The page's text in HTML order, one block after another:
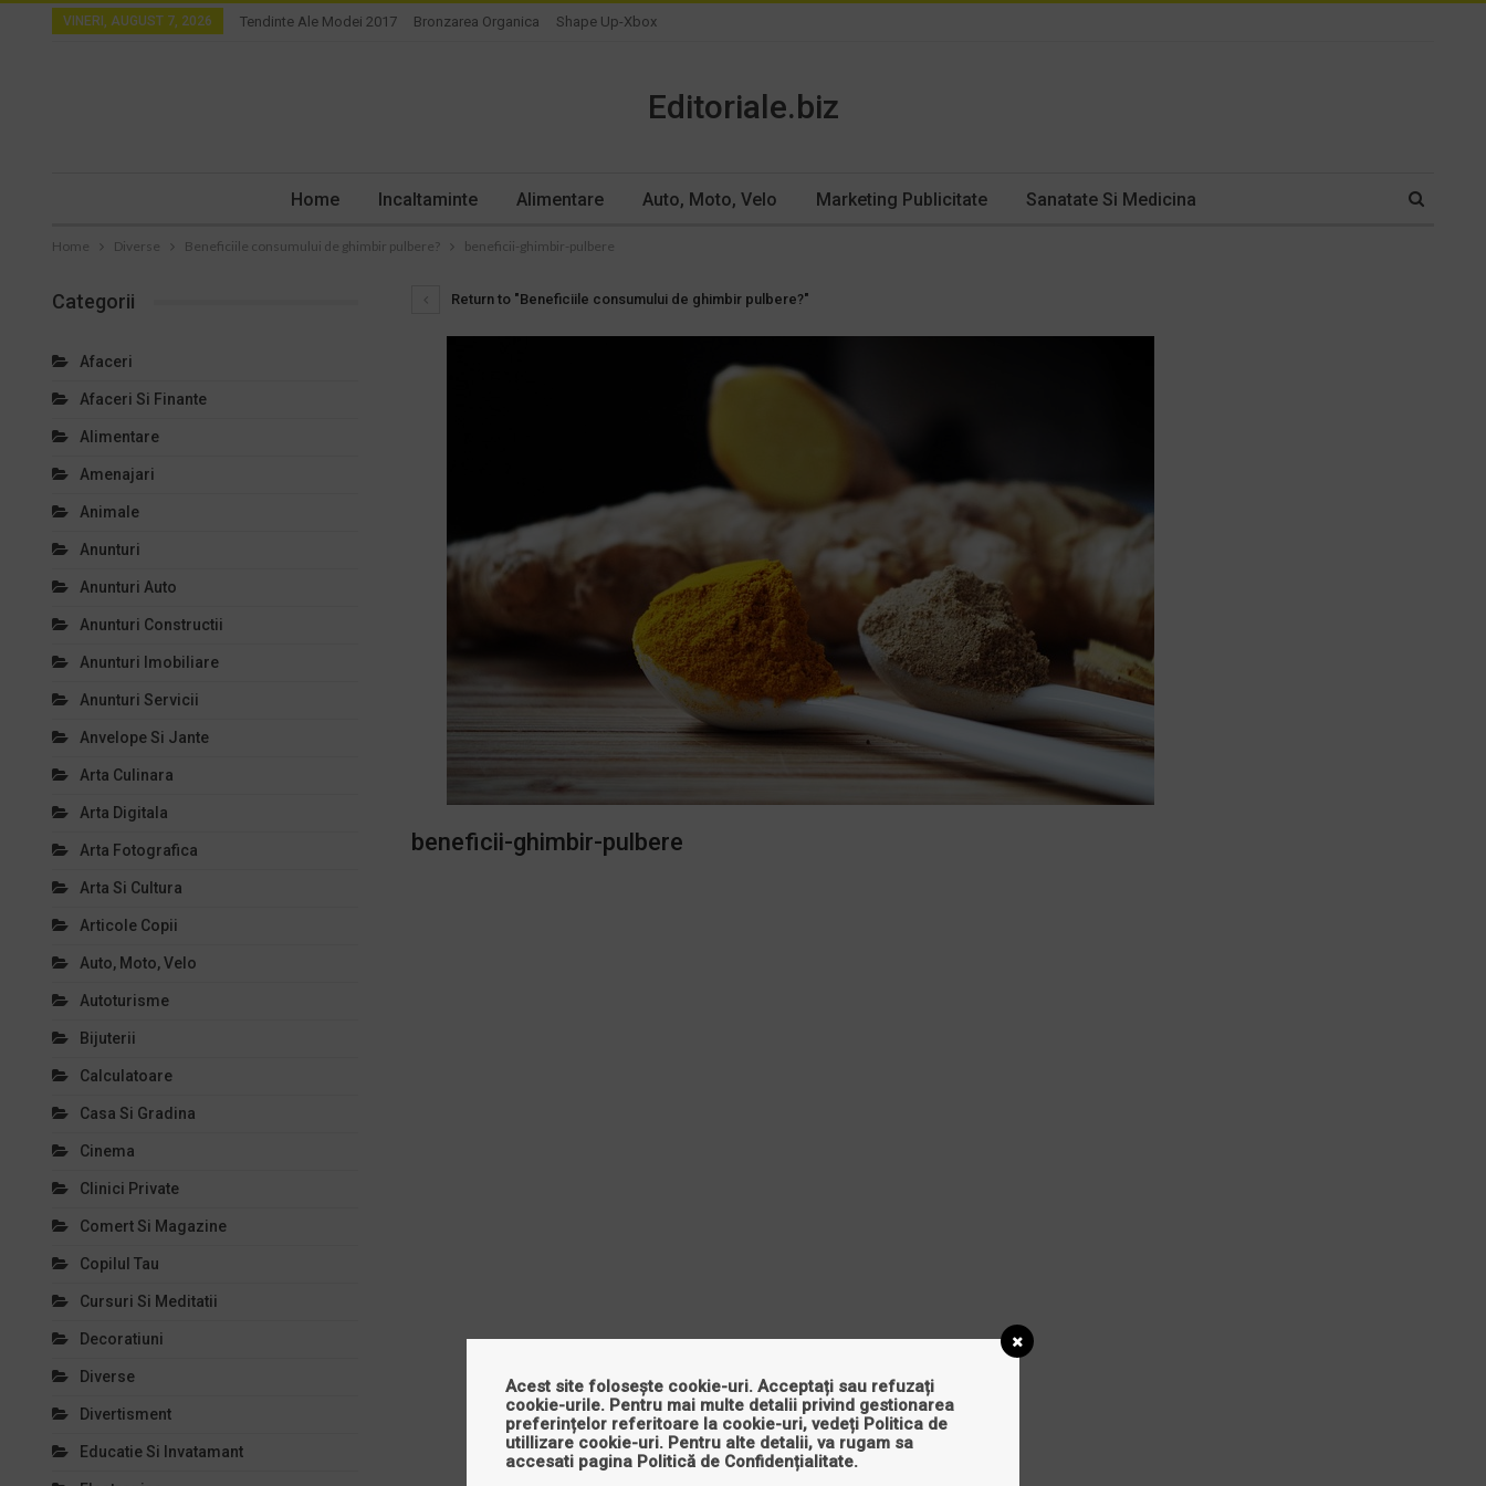
VINERI, AUGUST 7, 2026 Tendinte Ale Modei 2017 Bronzarea Organica Shape Up-Xbox
Editoriale.biz
Home Incaltaminte Alimentare Auto, Moto, Velo Marketing Publicitate Sanatate Si Medicina
Home Diverse Beneficiile consumului de ghimbir pulbere? beneficii-ghimbir-pulbere
Return to "Beneficiile consumului de ghimbir pulbere?"
beneficii-ghimbir-pulbere
Categorii
Afaceri
Afaceri Si Finante
Alimentare
Amenajari
Animale
Anunturi
Anunturi Auto
Anunturi Constructii
Anunturi Imobiliare
Anunturi Servicii
Anvelope Si Jante
Arta Culinara
Arta Digitala
Arta Fotografica
Arta Si Cultura
Articole Copii
Auto, Moto, Velo
Autoturisme
Bijuterii
Calculatoare
Casa Si Gradina
Cinema
Clinici Private
Comert Si Magazine
Copilul Tau
Cursuri Si Meditatii
Decoratiuni
Diverse
Divertisment
Educatie Si Invatamant
Acest site folosește cookie-uri. Acceptați sau refuzați
cookie-urile. Pentru mai multe detalii privind gestionarea
preferințelor referitoare la cookie-uri, vedeți Politica de
utillizare cookie-uri. Pentru alte detalii, va rugam sa
accesati pagina Politică de Confidențialitate.